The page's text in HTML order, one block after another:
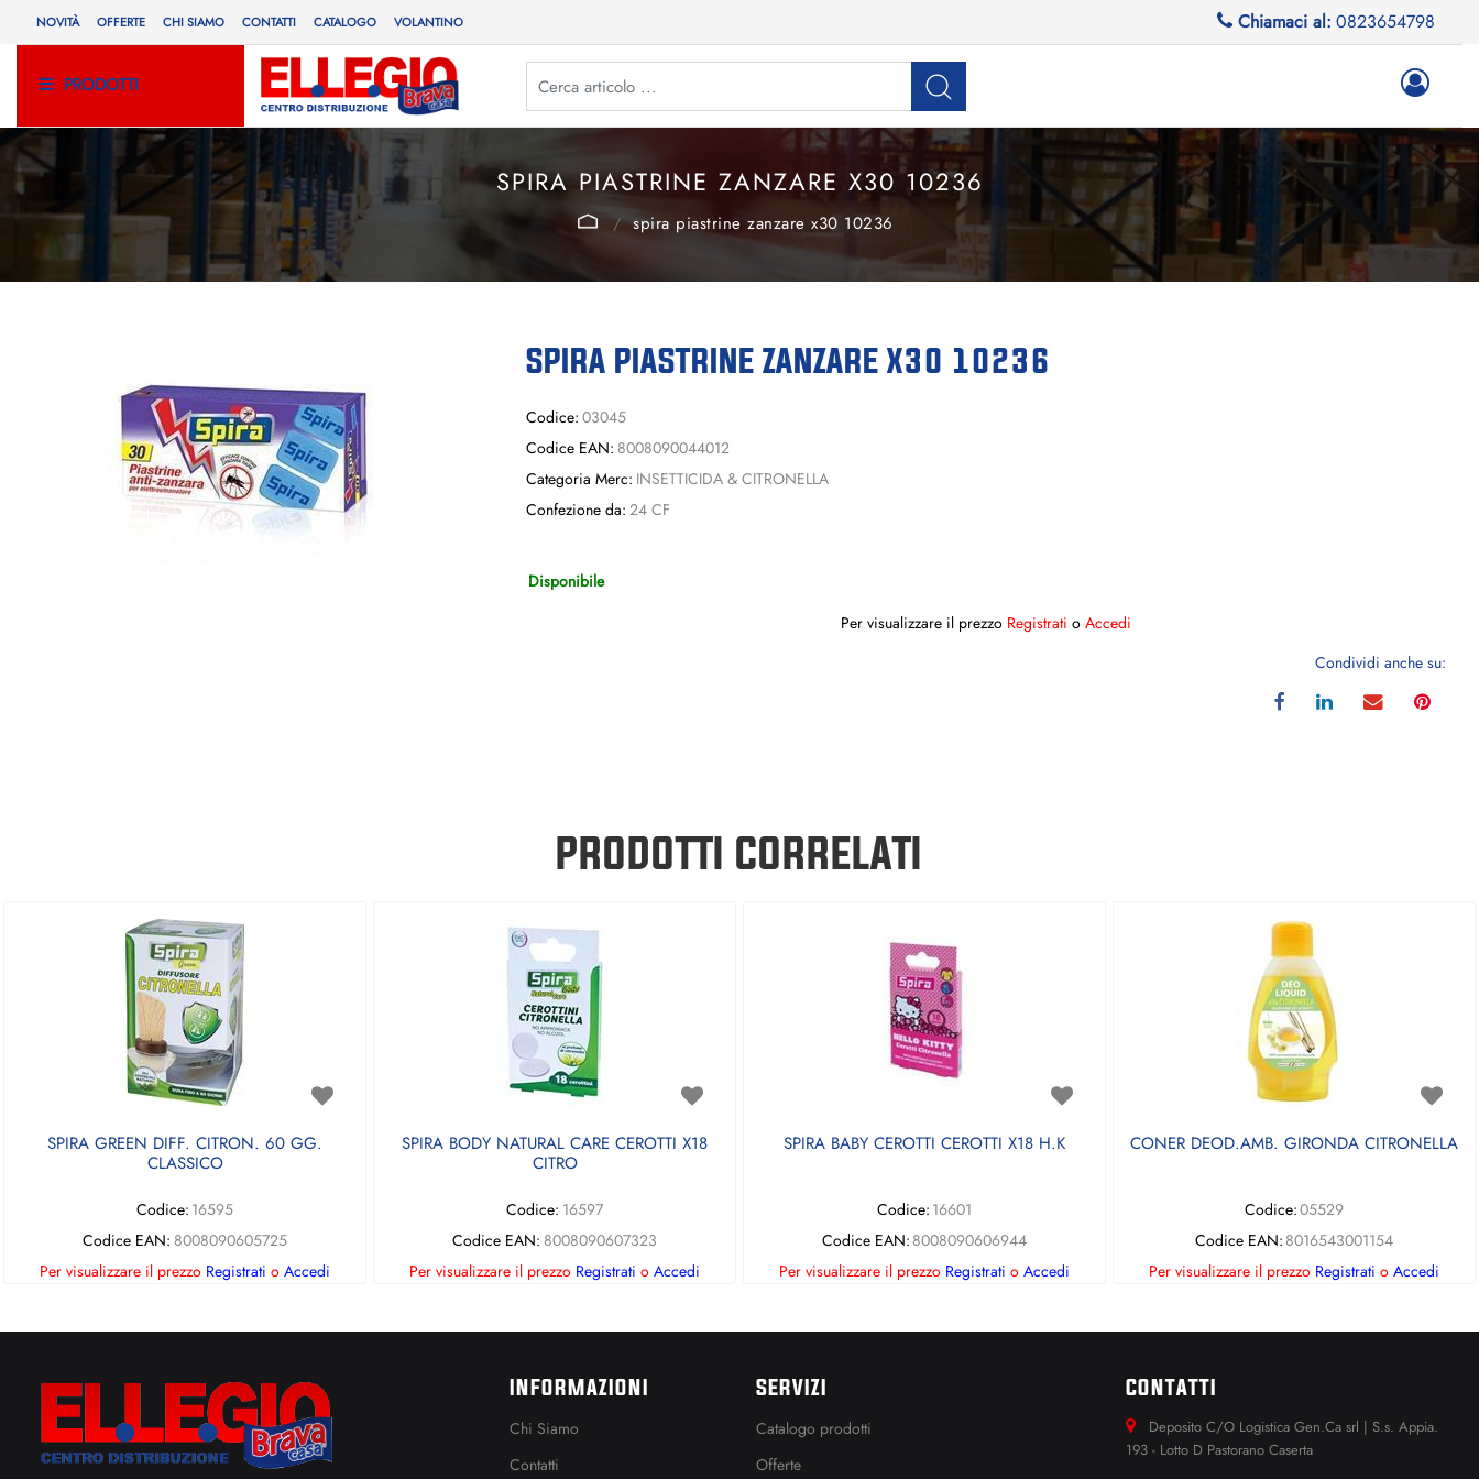
NOVITÀ OFFERTE CHI SIAMO CONTATTI CATALOGO VOLANTINO Chiamaci al: 0823654798
PRODOTTI
SPIRA PIASTRINE ZANZARE X30 10236
spira piastrine zanzare x30 10236
SPIRA PIASTRINE ZANZARE X30 10236
Codice: 03045
Codice EAN: 8008090044012
Categoria Merc: INSETTICIDA & CITRONELLA
Confezione da: 24 CF
Disponibile
Per visualizzare il prezzo Registrati o Accedi
Condividi anche su:
PRODOTTI CORRELATI
SPIRA GREEN DIFF. CITRON. 60 GG.
CLASSICO
Codice: 16595
Codice EAN: 8008090605725
Per visualizzare il prezzo Registrati o Accedi
SPIRA BODY NATURAL CARE CEROTTI X18
CITRO
Codice: 16597
Codice EAN: 8008090607323
Per visualizzare il prezzo Registrati o Accedi
SPIRA BABY CEROTTI CEROTTI X18 H.K
Codice: 16601
Codice EAN: 8008090606944
Per visualizzare il prezzo Registrati o Accedi
CONER DEOD.AMB. GIRONDA CITRONELLA
Codice:05529
Codice EAN: 8016543001154
Per visualizzare il prezzo Registrati o Accedi
INFORMAZIONI
Chi Siamo
Contatti
SERVIZI
Catalogo prodotti
Offerte
CONTATTI
Deposito C/O Logistica Gen.Ca srl | S.s. Appia.
193 - Lotto D Pastorano Caserta